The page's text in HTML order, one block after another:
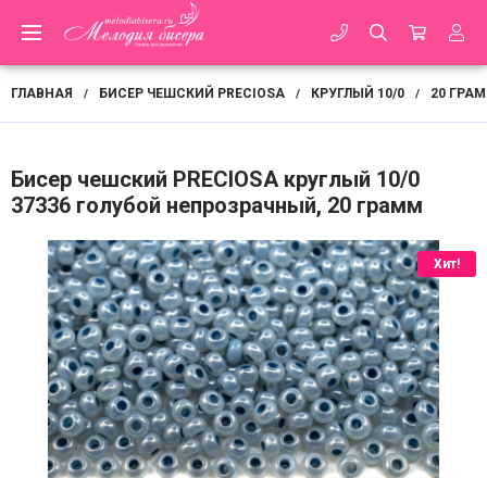
ГЛАВНАЯ / БИСЕР ЧЕШСКИЙ PRECIOSA / КРУГЛЫЙ 10/0 / 20
Бисер чешский PRECIOSA круглый 10/0
37336 голубой непрозрачный, 20 грамм
Хит!